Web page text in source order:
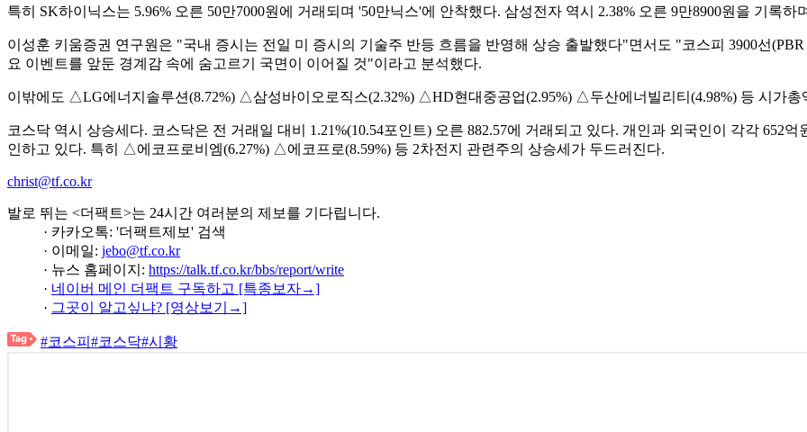
특히 SK하이닉스는 5.96% 오른 50만7000원에 거래되며 '50만닉스'에 안착했다. 삼성전자 역시 2.38% 오른 9만8900원을 기록하
이성훈 키움증권 연구원은 "국내 증시는 전일 미 증시의 기술주 반등 흐름을 반영해 상승 출발했다"면서도 "코스피 3900선
요 이벤트를 앞둔 경계감 속에 숨고르기 국면이 이어질 것"이라고 분석했다.
이밖에도 △LG에너지솔루션(8.72%) △삼성바이오로직스(2.32%) △HD현대중공업(2.95%) △두산에너빌리티(4.98%) 등 시가총
코스닥 역시 상승세다. 코스닥은 전 거래일 대비 1.21%(10.54포인트) 오른 882.57에 거래되고 있다. 개인과 외국인이 각각 652
인하고 있다. 특히 △에코프로비엠(6.27%) △에코프로(8.59%) 등 2차전지 관련주의 상승세가 두드러진다.
christ@tf.co.kr
발로 뛰는 <더팩트>는 24시간 여러분의 제보를 기다립니다.
· 카카오톡: '더팩트제보' 검색
· 이메일: jebo@tf.co.kr
· 뉴스 홈페이지: https://talk.tf.co.kr/bbs/report/write
· 네이버 메인 더팩트 구독하고 [특종보자→]
· 그곳이 알고싶냐? [영상보기→]
#코스피 #코스닥#시황